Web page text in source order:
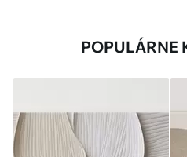
POPULÁRNE